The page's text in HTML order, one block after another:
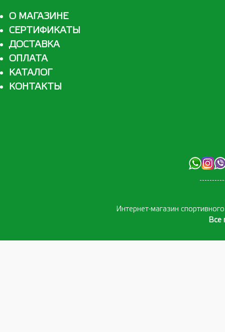
О МАГАЗИНЕ
СЕРТИФИКАТЫ
ДОСТАВКА
ОПЛАТА
КАТАЛОГ
КОНТАКТЫ
Интернет-магазин
Все